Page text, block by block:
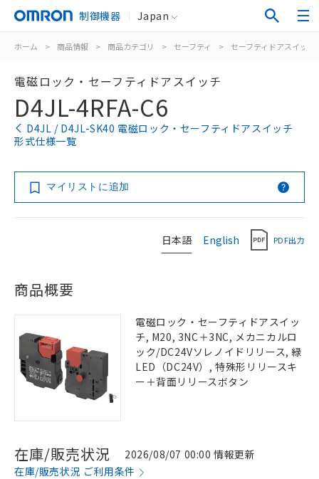
制御機器 Japan
ホーム > 商品情報 > 商品カテゴリ > セーフティ > セーフティドアスイッチ
電磁ロック・セーフティドアスイッチ
D4JL-4RFA-C6
D4JL / D4JL-SK40 電磁ロック・セーフティドアスイッチ
形式仕様一覧
マイリストに追加
日本語 English PDF出力
商品概要
電磁ロック・セーフティドアスイッ
チ, M20, 3NC＋3NC, メカニカルロ
ック/DC24Vソレノイドリリース, 緑
LED（DC24V）, 特殊形リリースキ
ー＋背面リリースボタン
在庫/販売状況
2026/08/07 00:00 情報更新
在庫/販売状況 ご利用条件